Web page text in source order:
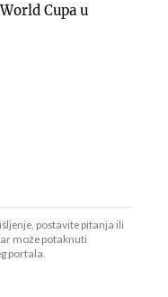
Cupa u
postavite pitanja ili
može potaknuti
portala.